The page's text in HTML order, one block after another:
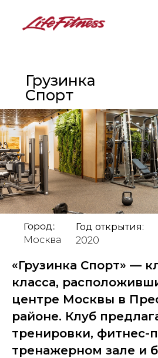
Город:
Москва
Год открытия:
2020
Грузинка
Спорт
«Грузинка Спорт» —
класса,
центре Москвы в
районе. Клуб
тренировки, фитнес-
тренажерном зале и